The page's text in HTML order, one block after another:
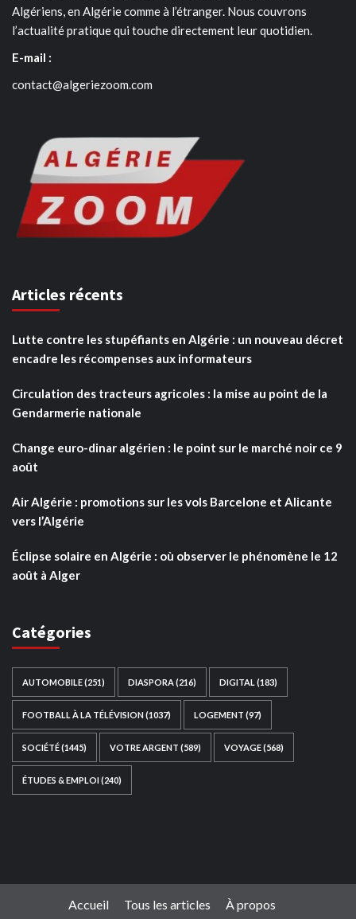
Algériens, en Algérie comme à l’étranger. Nous couvrons
l’actualité pratique qui touche directement leur quotidien.
E-mail :
contact@algeriezoom.com
Articles récents
Lutte contre les stupéfiants en Algérie : un nouveau décret
encadre les récompenses aux informateurs
Circulation des tracteurs agricoles : la mise au point de la
Gendarmerie nationale
Change euro-dinar algérien : le point sur le marché noir ce 9
août
Air Algérie : promotions sur les vols Barcelone et Alicante
vers l’Algérie
Éclipse solaire en Algérie : où observer le phénomène le 12
août à Alger
Catégories
AUTOMOBILE(251) DIASPORA (216) DIGITAL (183)
FOOTBALL À LA TÉLÉVISION(1037) LOGEMENT (97)
SOCIÉTÉ(1445) VOTRE ARGENT (589) VOYAGE(568)
ÉTUDES & EMPLOI(240)
Accueil Tous les articles
À propos